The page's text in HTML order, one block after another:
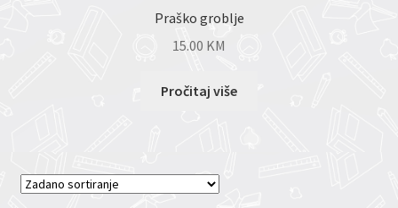
Praško groblje
15.00 KM
Pročitaj više